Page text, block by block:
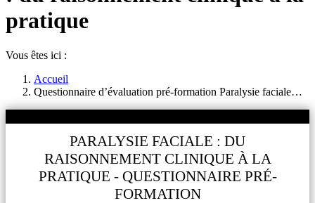
pratique
Vous êtes ici :
Accueil
Questionnaire d’évaluation pré-formation Paralysie faciale…
PARALYSIE FACIALE : DU
RAISONNEMENT CLINIQUE À LA
PRATIQUE - QUESTIONNAIRE PRÉ-
FORMATION